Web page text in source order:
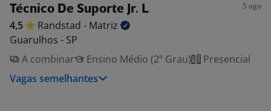
Técnico De Suporte Jr. L 5 ago
4,5 Randstad - Matriz
Guarulhos - SP
A combinar
Ensino Médio (2º Grau)
Presencial
Vagas semelhantes